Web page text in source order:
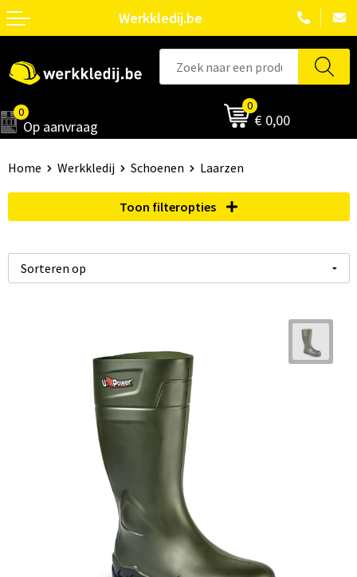
Werkkledij.be
0
Op aanvraag
0
€ 0,00
Home Werkkledij Schoenen Laarzen
Toon filteropties